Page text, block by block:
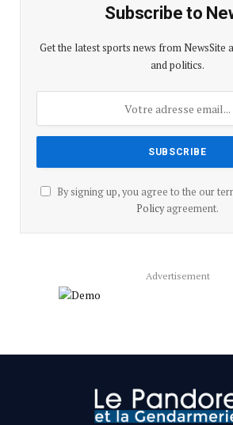
Subscribe to
Get the latest sports news from NewsSite
and politics.
By signing up, you agree to the our
Policyagreement.
Advertisement